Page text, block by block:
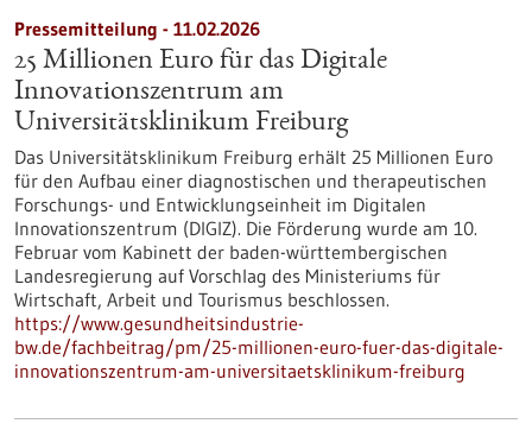
Pressemitteilung - 11.02.2026
25 Millionen Euro für das Digitale
Innovationszentrum am
Universitätsklinikum Freiburg
Das Universitätsklinikum Freiburg erhält 25 Millionen Euro
für den Aufbau einer diagnostischen und therapeutischen
Forschungs- und Entwicklungseinheit im Digitalen
Innovationszentrum (DIGIZ). Die Förderung wurde am 10.
Februar vom Kabinett der baden-württembergischen
Landesregierung auf Vorschlag des Ministeriums für
Wirtschaft, Arbeit und Tourismus beschlossen.
https://www.gesundheitsindustrie-
bw.de/fachbeitrag/pm/25-millionen-euro-fuer-das-digitale-
innovationszentrum-am-universitaetsklinikum-freiburg